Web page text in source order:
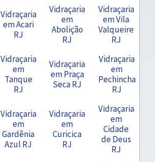
Vidraçaria
em Acari
RJ
Vidraçaria
em
Abolição
RJ
Vidraçaria
em Vila
Valqueire
RJ
Vidraçaria
em
Tanque
RJ
Vidraçaria
em Praça
Seca RJ
Vidraçaria
em
Pechincha
RJ
Vidraçaria
em
Gardênia
Azul RJ
Vidraçaria
em
Curicica
RJ
Vidraçaria
em
Cidade
de Deus
RJ